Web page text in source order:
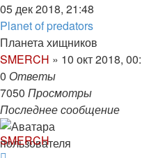
05 дек 2018, 21:48
Planet of predators
Планета хищников
SMERCH » 10 окт 2018,
0 Ответы
7050 Просмотры
Последнее сообщение
SMERCH